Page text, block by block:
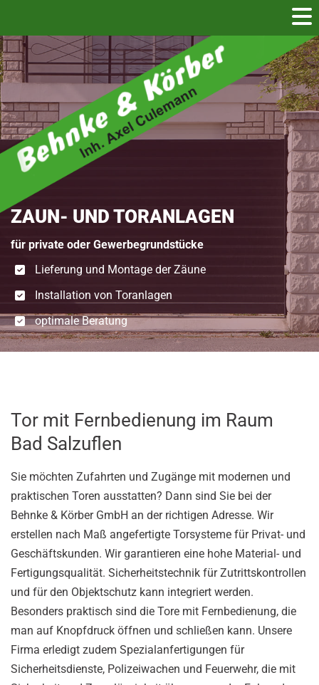
ZAUN- UND TORANLAGEN
für private oder Gewerbegrundstücke
Lieferung und Montage der Zäune
Installation von Toranlagen
optimale Beratung
Tor mit Fernbedienung im Raum
Bad Salzuflen
Sie möchten Zufahrten und Zugänge mit modernen und
praktischen Toren ausstatten? Dann sind Sie bei der
Behnke & Körber GmbH an der richtigen Adresse. Wir
erstellen nach Maß angefertigte Torsysteme für Privat- und
Geschäftskunden. Wir garantieren eine hohe Material- und
Fertigungsqualität. Sicherheitstechnik für Zutrittskontrollen
und für den Objektschutz kann integriert werden.
Besonders praktisch sind die Tore mit Fernbedienung, die
man auf Knopfdruck öffnen und schließen kann. Unsere
Firma erledigt zudem Spezialanfertigungen für
Sicherheitsdienste, Polizeiwachen und Feuerwehr, die mit